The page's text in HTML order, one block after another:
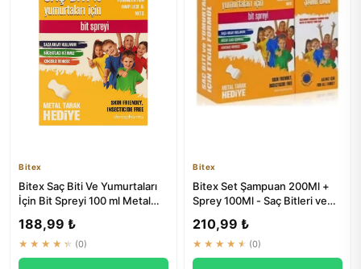
Bitex
Bitex Saç Biti Ve Yumurtaları
İçin Bit Spreyi 100 ml Metal
188,99 ₺
★★★★★ (0)
Bitex
Bitex Set Şampuan 200Ml +
Sprey 100Ml - Saç Bitleri ve
210,99 ₺
★★★★★ (0)